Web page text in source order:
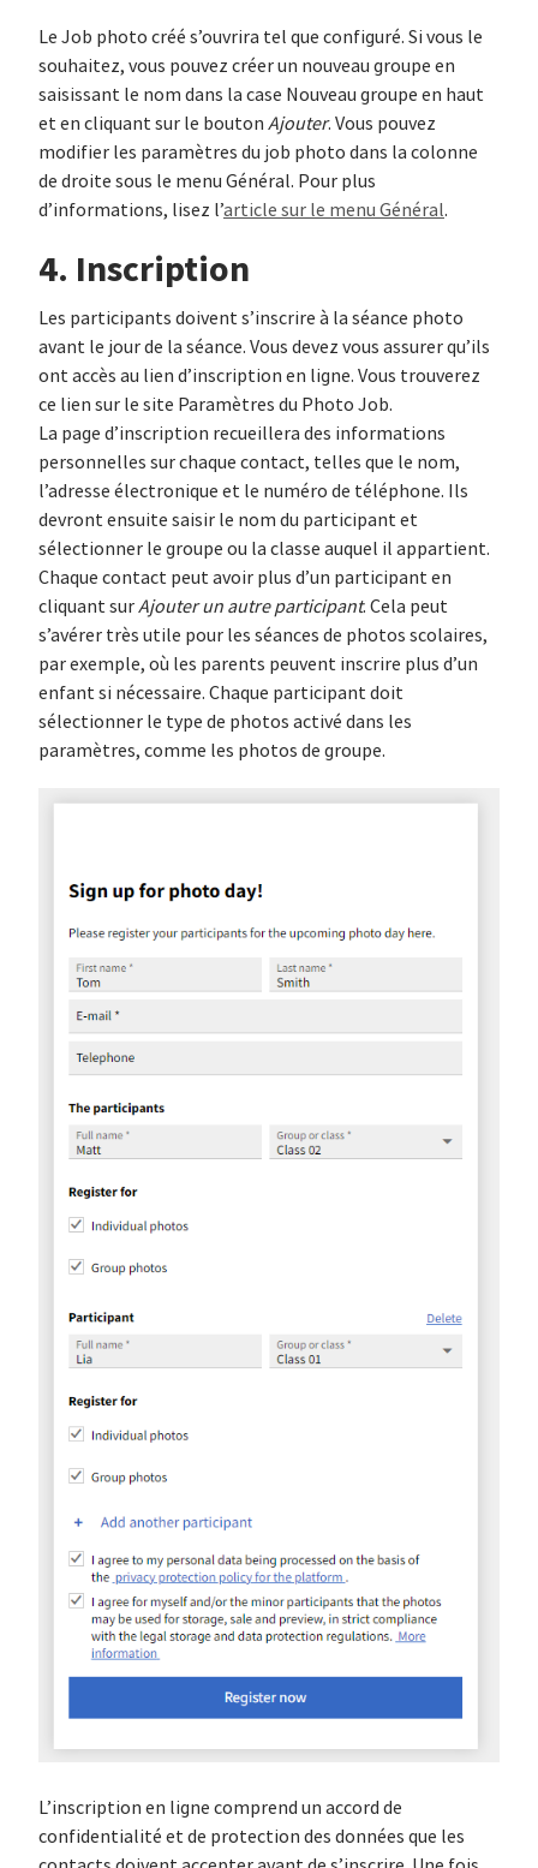
Le Job photo créé s’ouvrira tel que configuré. Si vous le
souhaitez, vous pouvez créer un nouveau groupe en
saisissant le nom dans la case Nouveau groupe en haut
et en cliquant sur le bouton Ajouter. Vous pouvez
modifier les paramètres du job photo dans la colonne
de droite sous le menu Général. Pour plus
d’informations, lisez l’article sur le menu Général.
4. Inscription
Les participants doivent s’inscrire à la séance photo
avant le jour de la séance. Vous devez vous assurer qu’ils
ont accès au lien d’inscription en ligne. Vous trouverez
ce lien sur le site Paramètres du Photo Job.
La page d’inscription recueillera des informations
personnelles sur chaque contact, telles que le nom,
l’adresse électronique et le numéro de téléphone. Ils
devront ensuite saisir le nom du participant et
sélectionner le groupe ou la classe auquel il appartient.
Chaque contact peut avoir plus d’un participant en
cliquant surAjouter un autre participant. Cela peut
s’avérer très utile pour les séances de photos scolaires,
par exemple, où les parents peuvent inscrire plus d’un
enfant si nécessaire. Chaque participant doit
sélectionner le type de photos activé dans les
paramètres, comme les photos de groupe.
L’inscription en ligne comprend un accord de
confidentialité et de protection des données que les